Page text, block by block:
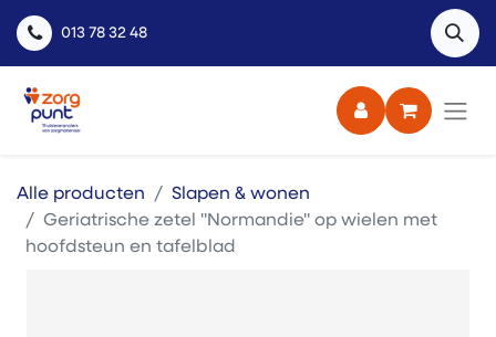
013 78 32 48
Alle producten
Slapen & wonen
Geriatrische zetel "Normandie" op wielen met
hoofdsteun en tafelblad